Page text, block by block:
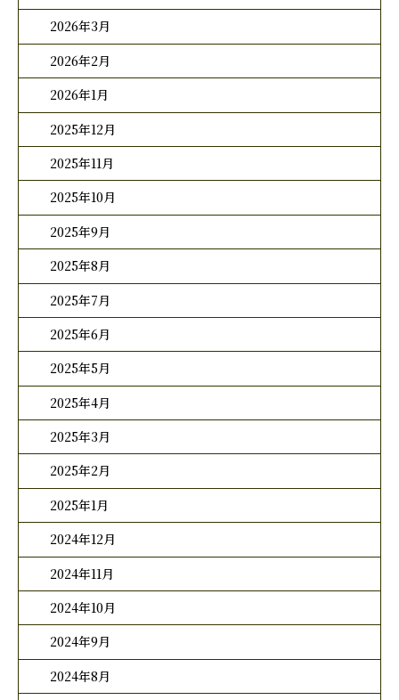
2026年3月
2026年2月
2026年1月
2025年12月
2025年11月
2025年10月
2025年9月
2025年8月
2025年7月
2025年6月
2025年5月
2025年4月
2025年3月
2025年2月
2025年1月
2024年12月
2024年11月
2024年10月
2024年9月
2024年8月